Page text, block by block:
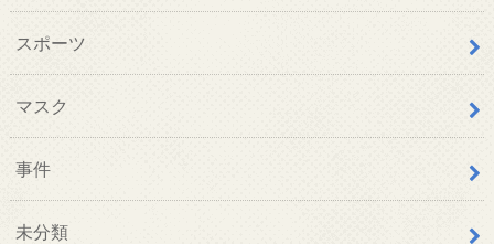
スポーツ
マスク
事件
未分類